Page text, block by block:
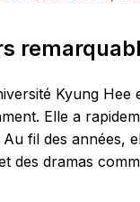
Kyung
Elle a
fil des années,
des dramas